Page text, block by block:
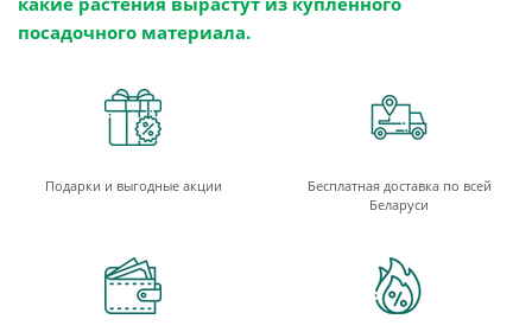
посадочного материала.
Подарки и выгодные акции
Бесплатная доставка по всей
Беларуси